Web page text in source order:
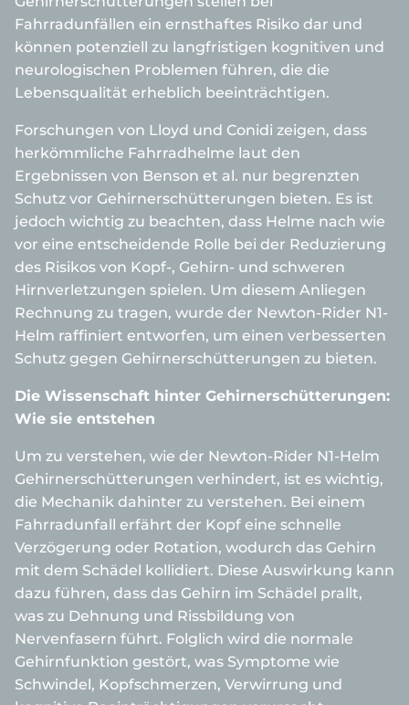
Fahrradunfällen ein ernsthaftes Risiko dar und
können potenziell zu langfristigen kognitiven und
neurologischen Problemen führen, die die
Lebensqualität erheblich beeinträchtigen.
Forschungen von Lloyd und Conidi zeigen, dass
herkömmliche Fahrradhelme laut den
Ergebnissen von Benson et al. nur begrenzten
Schutz vor Gehirnerschütterungen bieten. Es ist
jedoch wichtig zu beachten, dass Helme nach wie
vor eine entscheidende Rolle bei der Reduzierung
des Risikos von Kopf-, Gehirn- und schweren
Hirnverletzungen spielen. Um diesem Anliegen
Rechnung zu tragen, wurde der Newton-Rider N1-
Helm raffiniert entworfen, um einen verbesserten
Schutz gegen Gehirnerschütterungen zu bieten.
Die Wissenschaft hinter Gehirnerschütterungen:
Wie sie entstehen
Um zu verstehen, wie der Newton-Rider N1-Helm
Gehirnerschütterungen verhindert, ist es wichtig,
die Mechanik dahinter zu verstehen. Bei einem
Fahrradunfall erfährt der Kopf eine schnelle
Verzögerung oder Rotation, wodurch das Gehirn
mit dem Schädel kollidiert. Diese Auswirkung kann
dazu führen, dass das Gehirn im Schädel prallt,
was zu Dehnung und Rissbildung von
Nervenfasern führt. Folglich wird die normale
Gehirnfunktion gestört, was Symptome wie
Schwindel, Kopfschmerzen, Verwirrung und